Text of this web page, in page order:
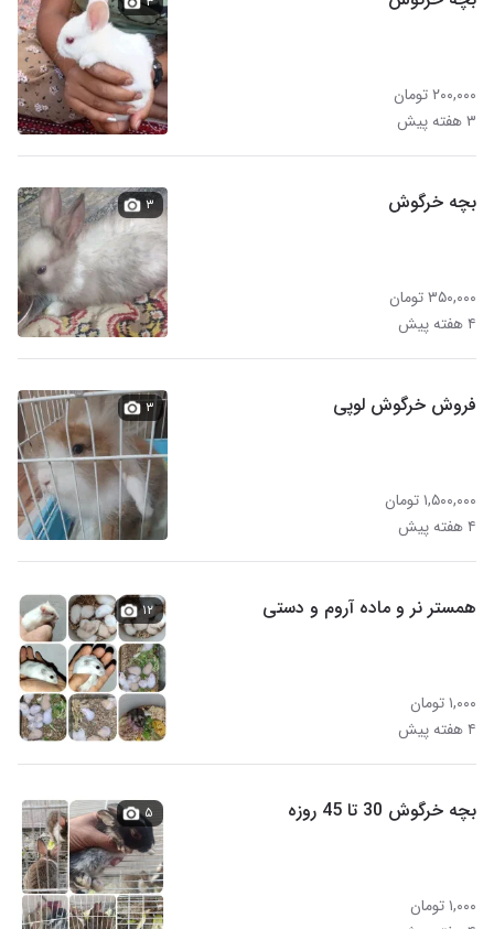
۲۰۰,۰۰۰ تومان
۳ هفته پیش
بچه خرگوش
۳۵۰,۰۰۰ تومان
۴ هفته پیش
۳
فروش خرگوش لوپی
۱,۵۰۰,۰۰۰ تومان
۴ هفته پیش
۳
همستر نر و ماده آروم و دستی
۱,۰۰۰ تومان
۴ هفته پیش
۱۲
بچه خرگوش 30 تا 45 روزه
۱,۰۰۰ تومان
۵